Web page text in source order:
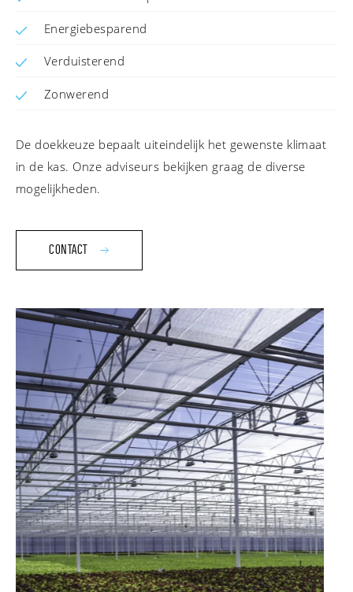
Energiebesparend
Verduisterend
Zonwerend
De doekkeuze bepaalt uiteindelijk het gewenste klimaat
in de kas. Onze adviseurs bekijken graag de diverse
mogelijkheden.
CONTACT